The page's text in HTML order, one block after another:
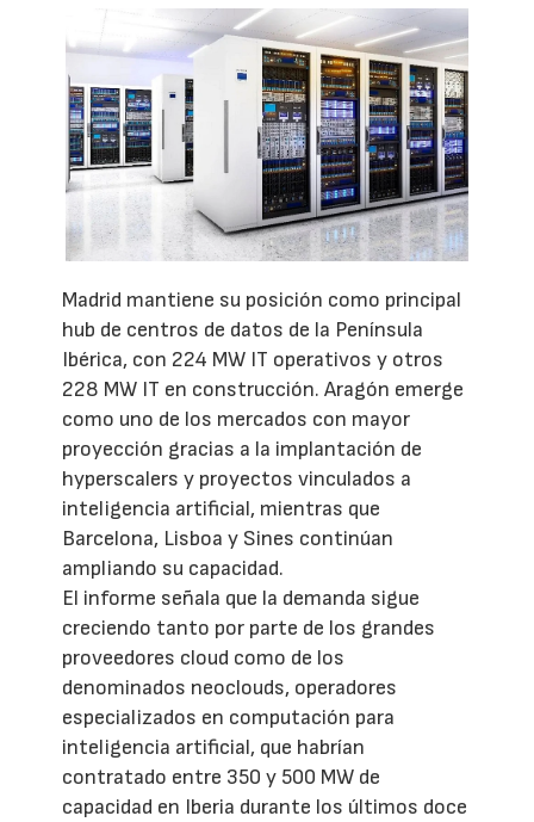
Madrid mantiene su posición como principal
hub de centros de datos de la Península
Ibérica, con 224 MW IT operativos y otros
228 MW IT en construcción. Aragón emerge
como uno de los mercados con mayor
proyección gracias a la implantación de
hyperscalers y proyectos vinculados a
inteligencia artificial, mientras que
Barcelona, Lisboa y Sines continúan
ampliando su capacidad.
El informe señala que la demanda sigue
creciendo tanto por parte de los grandes
proveedores cloud como de los
denominados neoclouds, operadores
especializados en computación para
inteligencia artificial, que habrían
contratado entre 350 y 500 MW de
capacidad en Iberia durante los últimos doce